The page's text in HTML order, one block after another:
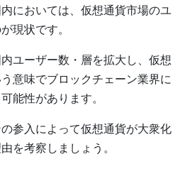
においては、仮想通貨市場のユ
現状です。
ユーザー数・層を拡大し、仮想
意味でブロックチェーン業界に
能性があります。
参入によって仮想通貨が大衆化
を考察しましょう。